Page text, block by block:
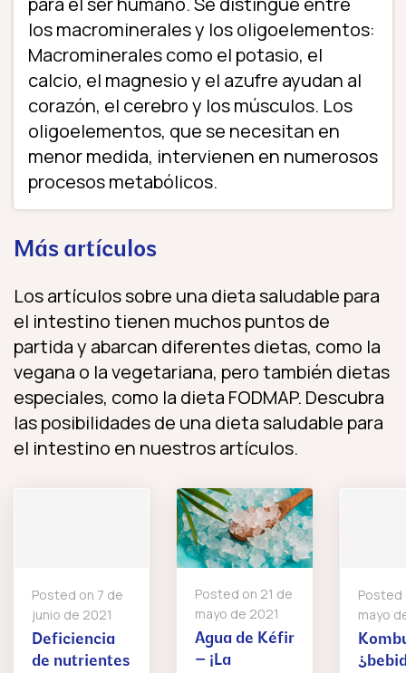
los macrominerales y los oligoelementos:
Macrominerales como el potasio, el
calcio, el magnesio y el azufre ayudan al
corazón, el cerebro y los músculos. Los
oligoelementos, que se necesitan en
menor medida, intervienen en numerosos
procesos metabólicos.
Más artículos
Los artículos sobre una dieta saludable para
el intestino tienen muchos puntos de
partida y abarcan diferentes dietas, como la
vegana o la vegetariana, pero también dietas
especiales, como la dieta FODMAP. Descubra
las posibilidades de una dieta saludable para
el intestino en nuestros artículos.
Posted on 7 de
junio de 2021
Deficiencia
de nutrientes
Posted on 21 de
mayo de 2021
Agua de Kéfir
– ¡La
mayo